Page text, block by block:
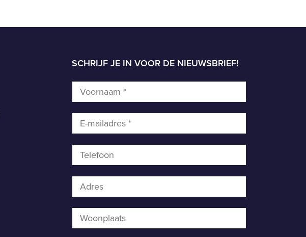
SCHRIJF JE IN VOOR DE NIEUWSBRIEF!